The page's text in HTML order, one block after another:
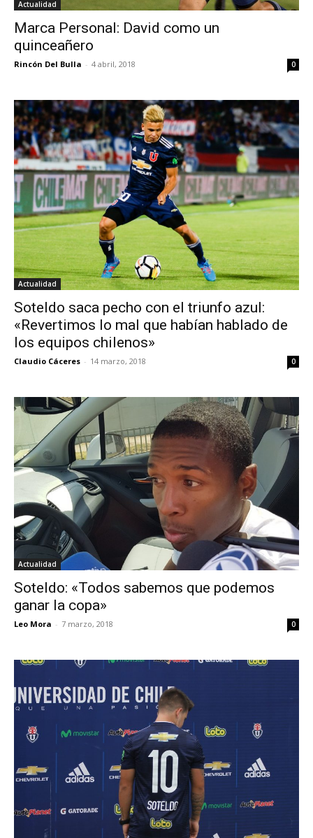
Actualidad
Marca Personal: David como un
quinceañero
Rincón Del Bulla - 4 abril, 2018 0
Actualidad
Soteldo saca pecho con el triunfo azul:
«Revertimos lo mal que habían hablado de
los equipos chilenos»
Claudio Cáceres - 14 marzo, 2018 0
Actualidad
Soteldo: «Todos sabemos que podemos
ganar la copa»
Leo Mora - 7 marzo, 2018 0